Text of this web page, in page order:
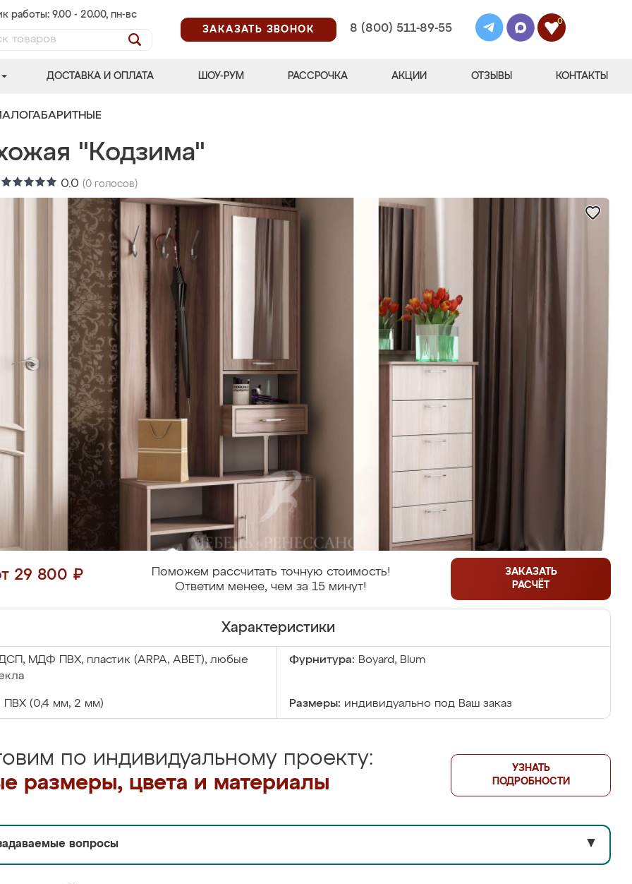
работы: 9.00 - 20.00, пн-вс
ЗАКАЗАТЬ ЗВОНОК
8 (800) 511-89-55
0
ДОСТАВКА И ОПЛАТА ШОУ-РУМ РАССРОЧКА АКЦИИ ОТЗЫВЫ КОНТАКТЫ
"Кодзима"
0.0 (0 голосов)
29 800 ₽
Поможем рассчитать точную стоимость!
Ответим менее, чем за 15 минут!
ЗАКАЗАТЬ
РАСЧЁТ
Характеристики
МДФ ПВХ, пластик (ARPA, ABET), любые
Фурнитура: Boyard, Blum
ПВХ (0,4 мм, 2 мм) Размеры: индивидуально под Ваш заказ
по индивидуальному проекту:
размеры, цвета и материалы
УЗНАТЬ
ПОДРОБНОСТИ
вопросы ▼